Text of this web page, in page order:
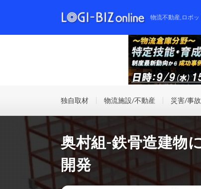
物流不動産,ロボ
独自取材 物流施設/不動産 災害/事
奥村組-鉄骨造建物
開発